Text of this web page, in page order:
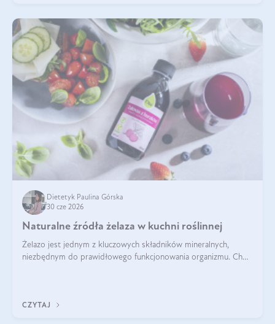
Dietetyk Paulina Górska
30 cze 2026
Naturalne źródła żelaza w kuchni roślinnej
Żelazo jest jednym z kluczowych składników mineralnych,
niezbędnym do prawidłowego funkcjonowania organizmu. Choć
CZYTAJ